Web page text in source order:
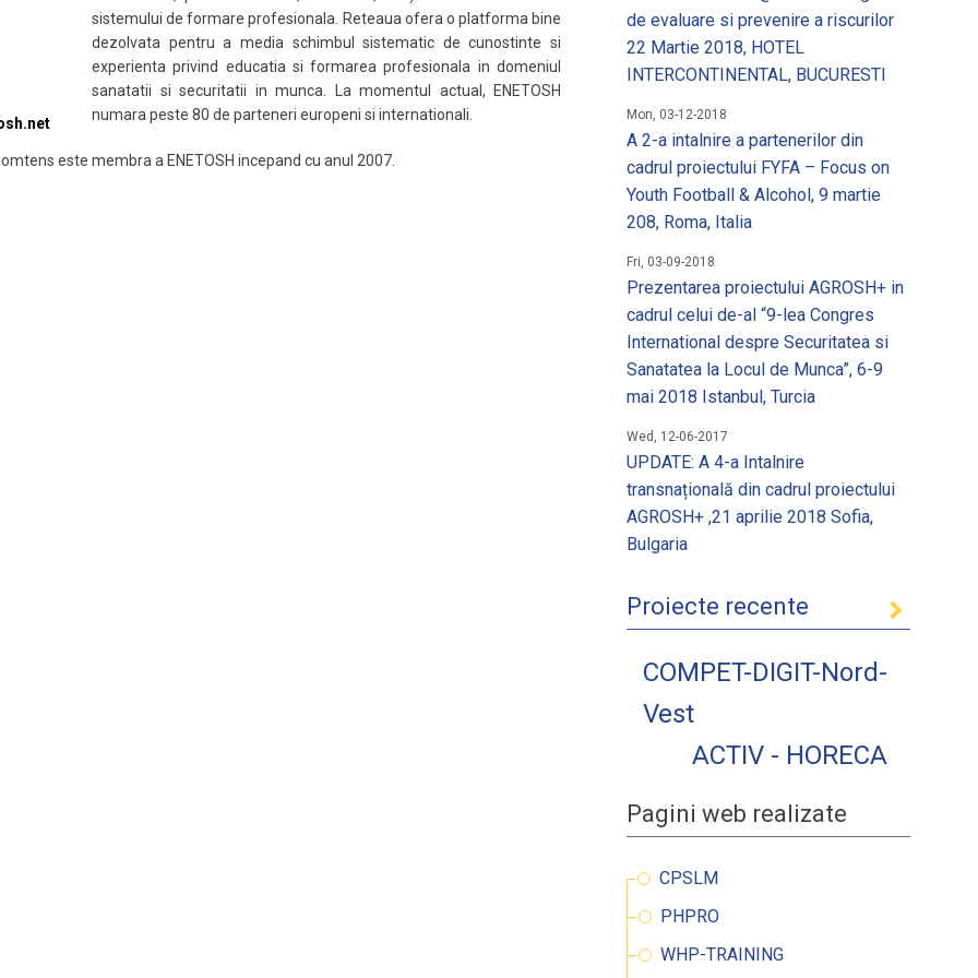
si Intreprinderi
si Acreditari
Ocuparea Fortei de Munca
Dezvoltare Comunitara Informatii utile
sistemului de formare profesionala. Reteaua ofera o platforma bine
dezolvata pentru a media schimbul sistematic de cunostinte si
experienta privind educatia si formarea profesionala in domeniul
sanatatii si securitatii in munca. La momentul actual, ENETOSH
numara peste 80 de parteneri europeni si internationali.
este membra a ENETOSH incepand cu anul 2007.
de evaluare si prevenire a riscurilor
22 Martie 2018, HOTEL
INTERCONTINENTAL, BUCURESTI
Mon, 03-12-2018
A 2-a intalnire a partenerilor din
cadrul proiectului FYFA – Focus on
Youth Football & Alcohol, 9 martie
208, Roma, Italia
Fri, 03-09-2018
Prezentarea proiectului AGROSH+ in
cadrul celui de-al “9-lea Congres
International despre Securitatea si
Sanatatea la Locul de Munca”, 6-9
mai 2018 Istanbul, Turcia
Wed, 12-06-2017
UPDATE: A 4-a Intalnire
transnațională din cadrul proiectului
AGROSH+ ,21 aprilie 2018 Sofia,
Bulgaria
Proiecte recente
COMPET-DIGIT-Nord-
Vest
ACTIV - HORECA
Pagini web realizate
CPSLM
PHPRO
WHP-TRAINING